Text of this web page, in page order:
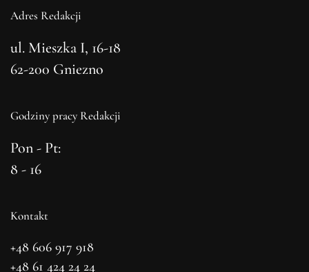
Adres Redakcji
ul. Mieszka I, 16-18
62-200 Gniezno
Godziny pracy Redakcji
Pon - Pt:
8 - 16
Kontakt
+48 606 917 918
+48 61 424 24 24